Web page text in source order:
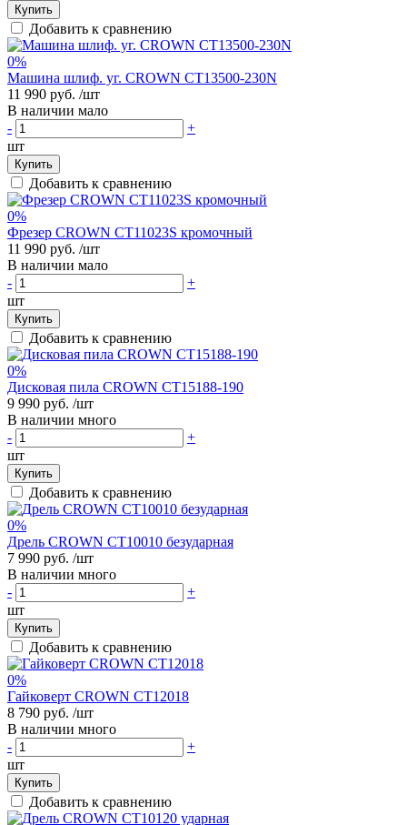
Купить
Добавить к сравнению
0%
Машина шлиф. уг. CROWN CT13500-230N
11 990 руб. /шт
В наличии мало
-
+
шт
Купить
Добавить к сравнению
0%
Фрезер CROWN CT11023S кромочный
11 990 руб. /шт
В наличии мало
-
+
шт
Купить
Добавить к сравнению
0%
Дисковая пила CROWN CT15188-190
9 990 руб. /шт
В наличии много
-
+
шт
Купить
Добавить к сравнению
0%
Дрель CROWN CT10010 безударная
7 990 руб. /шт
В наличии много
-
+
шт
Купить
Добавить к сравнению
0%
Гайковерт CROWN CT12018
8 790 руб. /шт
В наличии много
-
+
шт
Купить
Добавить к сравнению